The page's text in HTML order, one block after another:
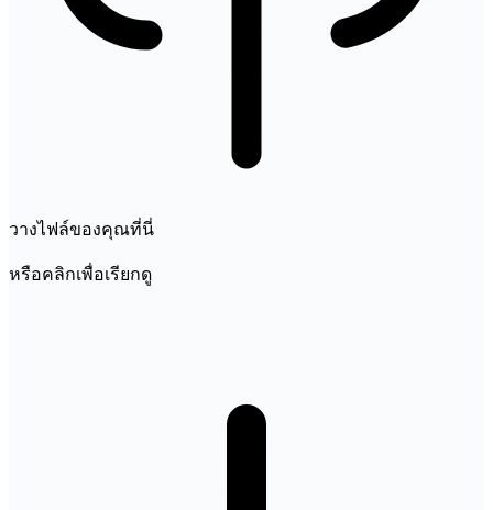
วางไฟล์ของคุณที่นี่
หรือคลิกเพื่อเรียกดู